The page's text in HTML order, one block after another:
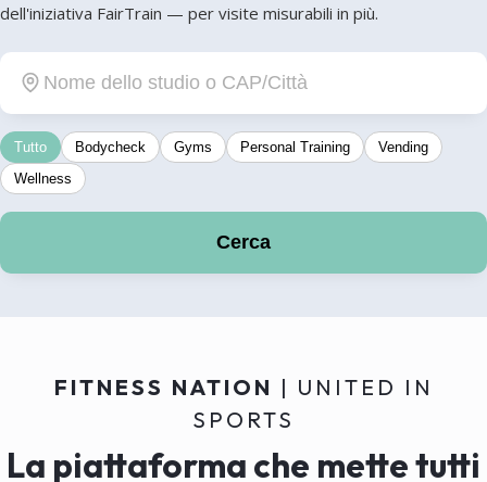
dell'iniziativa FairTrain — per visite misurabili in più.
Tutto Bodycheck Gyms Personal Training
Vending
Wellness
Cerca
FITNESS NATION | UNITED IN
SPORTS
La piattaforma che mette tutti